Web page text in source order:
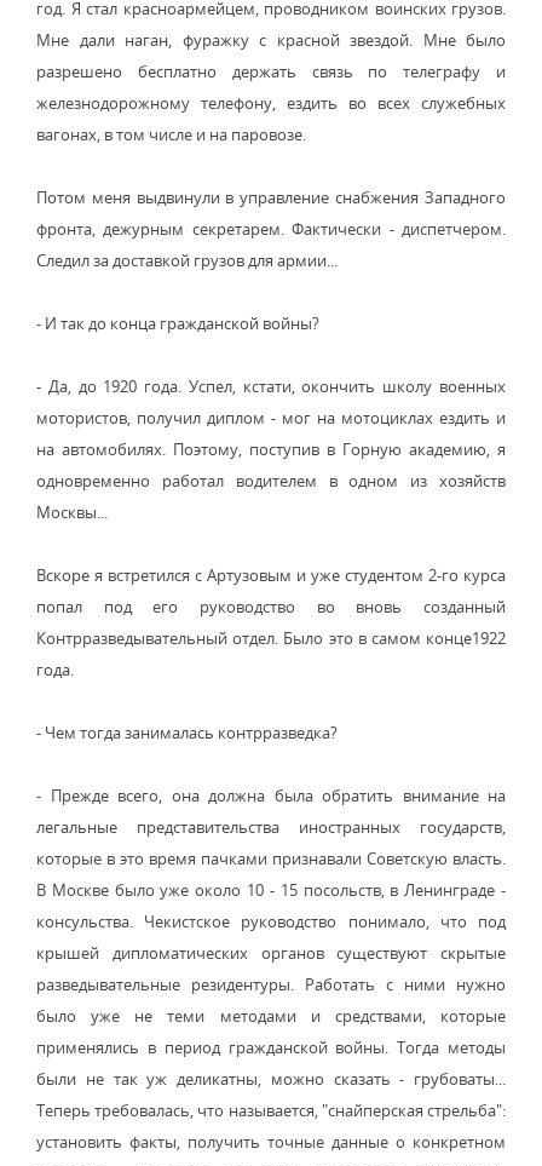
год. Я стал красноармейцем, проводником воинских грузов.
Мне дали наган, фуражку с красной звездой. Мне было
разрешено бесплатно держать связь по телеграфу и
железнодорожному телефону, ездить во всех служебных
вагонах, в том числе и на паровозе.
Потом меня выдвинули в управление снабжения Западного
фронта, дежурным секретарем. Фактически - диспетчером.
Следил за доставкой грузов для армии...
- И так до конца гражданской войны?
- Да, до 1920 года. Успел, кстати, окончить школу военных
мотористов, получил диплом - мог на мотоциклах ездить и
на автомобилях. Поэтому, поступив в Горную академию, я
одновременно работал водителем в одном из хозяйств
Москвы...
Вскоре я встретился с Артузовым и уже студентом 2-го курса
попал под его руководство во вновь созданный
Контрразведывательный отдел. Было это в самом конце1922
года.
- Чем тогда занималась контрразведка?
- Прежде всего, она должна была обратить внимание на
легальные представительства иностранных государств,
которые в это время пачками признавали Советскую власть.
В Москве было уже около 10 - 15 посольств, в Ленинграде -
консульства. Чекистское руководство понимало, что под
крышей дипломатических органов существуют скрытые
разведывательные резидентуры. Работать с ними нужно
было уже не теми методами и средствами, которые
применялись в период гражданской войны. Тогда методы
были не так уж деликатны, можно сказать - грубоваты...
Теперь требовалась, что называется, "снайперская стрельба":
установить факты, получить точные данные о конкретном